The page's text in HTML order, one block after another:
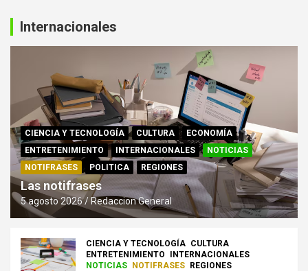
Internacionales
CIENCIA Y TECNOLOGÍA CULTURA
ECONOMÍA
ENTRETENIMIENTO
INTERNACIONALES
NOTICIAS
NOTIFRASES
POLITICA REGIONES
Las notifrases
5 agosto 2026 Redaccion General
CIENCIA Y TECNOLOGÍA CULTURA
ENTRETENIMIENTO
INTERNACIONALES
NOTICIAS NOTIFRASES REGIONES